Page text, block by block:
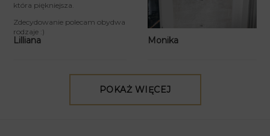
która piękniejsza.
Zdecydowanie polecam obydwa
rodzaje :)
Lilliana Monika
POKAŻ WIĘCEJ